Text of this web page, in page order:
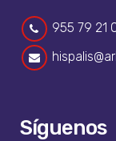
955 79 21
Síguenos